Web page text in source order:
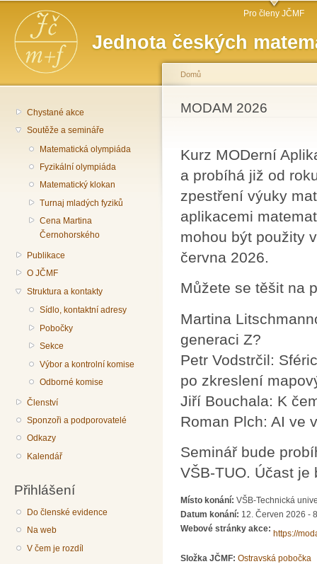
Jednota českých
Hlavní menu Pro členy JČMF
Chystané akce
Soutěže a semináře
Matematická olympiáda
Fyzikální olympiáda
Matematický klokan
Turnaj mladých fyziků
Cena Martina
Černohorského
Publikace
O JČMF
Struktura a kontakty
Sídlo, kontaktní adresy
Pobočky
Sekce
Výbor a kontrolní komise
Odborné komise
Členství
Sponzoři a podporovatelé
Odkazy
Kalendář
Přihlášení
Do členské evidence
Na web
V čem je rozdíl
Jste zde
Domů
MODAM 2026
Kurz MODerní
a probíhá již od
zpestření výuky
aplikacemi
mohou být použity
června 2026.
Můžete se těšit na
Martina
generaci Z?
Petr Vodstrčil:
po zkreslení
Jiří Bouchala: K
Roman Plch: AI ve
Seminář bude
VŠB-TUO. Účast
Místo konání: VŠB-Technická
Datum konání: 12. Červen 2026 -
Webové stránky akce:
https://
Složka JČMF: Ostravská pobočka